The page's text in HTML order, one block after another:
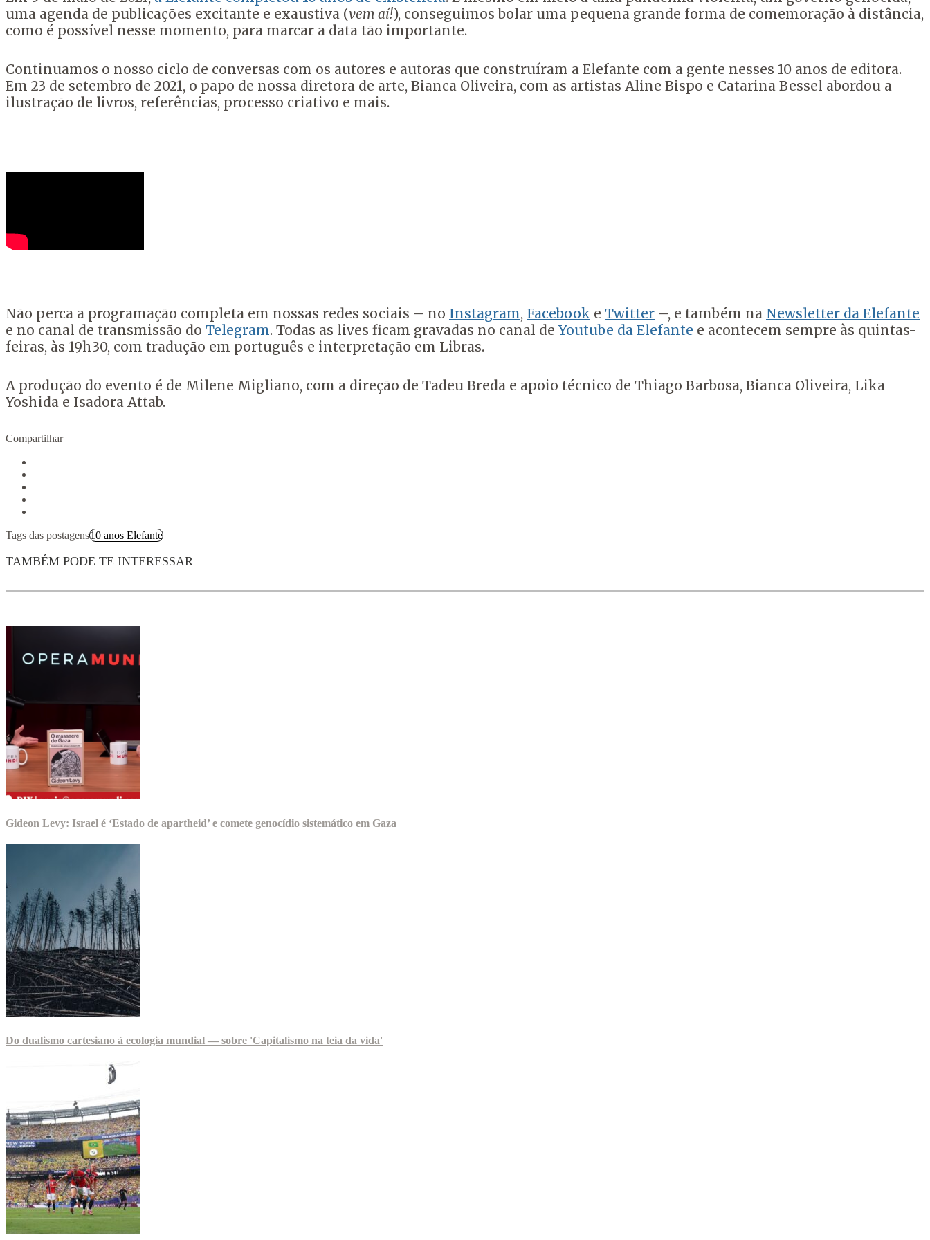
uma agenda de publicações excitante e exaustiva (vem aí!), conseguimos bolar uma pequena grande forma de comemoração à distância,
como é possível nesse momento, para marcar a data tão importante.
Continuamos o nosso ciclo de conversas com os autores e autoras que construíram a Elefante com a gente nesses 10 anos de editora.
Em 23 de setembro de 2021, o papo de nossa diretora de arte, Bianca Oliveira, com as artistas Aline Bispo e Catarina Bessel abordou a
ilustração de livros, referências, processo criativo e mais.
Não perca a programação completa em nossas redes sociais – no Instagram, Facebook e Twitter –, e também na Newsletter da Elefante
e no canal de transmissão do Telegram. Todas as lives ficam gravadas no canal de Youtube da Elefante e acontecem sempre às quintas-
feiras, às 19h30, com tradução em português e interpretação em Libras.
A produção do evento é de Milene Migliano, com a direção de Tadeu Breda e apoio técnico de Thiago Barbosa, Bianca Oliveira, Lika
Yoshida e Isadora Attab.
Compartilhar
Tags das postagens10 anos Elefante
TAMBÉM PODE TE INTERESSAR
Gideon Levy: Israel é ‘Estado de apartheid’ e comete genocídio sistemático em Gaza
Do dualismo cartesiano à ecologia mundial — sobre 'Capitalismo na teia da vida'